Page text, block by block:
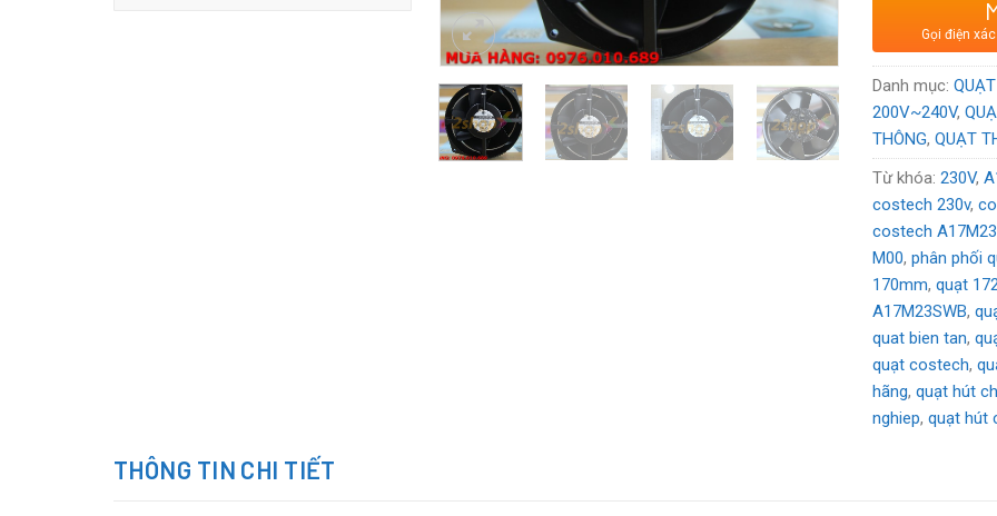
:
Voltage:230
Gọi điện
Danh mục:
200V~240V,
THÔNG,QUẠT
Từ khóa:230V,
costech 230v,
costech
M00,phân phối
170mm,quạt
A17M23SWB,
quat bien tan,
quạt costech,
hãng,quạt hút
nghiep,quạt hút
THÔNG TIN CHI TIẾT